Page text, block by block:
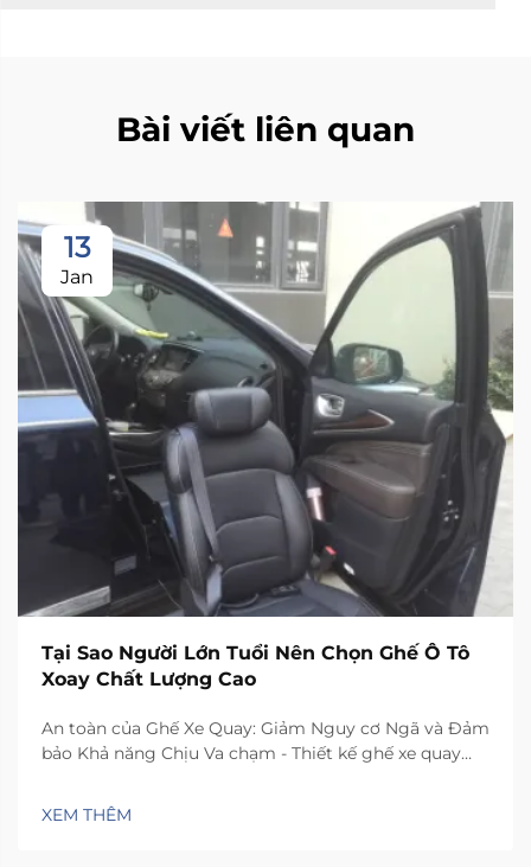
Bài viết liên quan
13
Jan
Tại Sao Người Lớn Tuổi Nên Chọn Ghế Ô Tô
Xoay Chất Lượng Cao
An toàn của Ghế Xe Quay: Giảm Nguy cơ Ngã và Đảm
bảo Khả năng Chịu Va chạm - Thiết kế ghế xe quay
chuyển. Ghế có cơ chế xoay đặc biệt giúp xoay 90 độ
về phía cửa xe, nhờ đó người dùng...
XEM THÊM